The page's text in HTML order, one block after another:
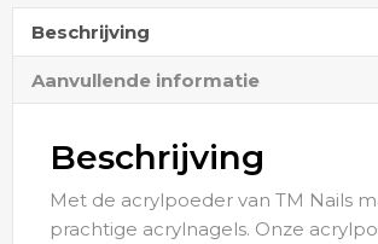
Beschrijving
Aanvullende informatie
Beschrijving
Met de acrylpoeder van TM Nails
prachtige acrylnagels. Onze